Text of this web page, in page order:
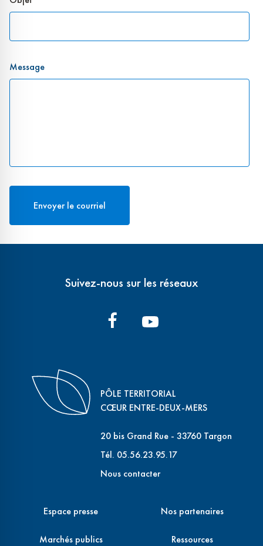
Message
Suivez-nous sur les réseaux
PÔLE TERRITORIAL
CŒUR ENTRE-DEUX-MERS
20 bis Grand Rue - 33760 Targon
Tél. 05.56.23.95.17
Nous contacter
Espace presse
Marchés publics
Nos partenaires
Ressources